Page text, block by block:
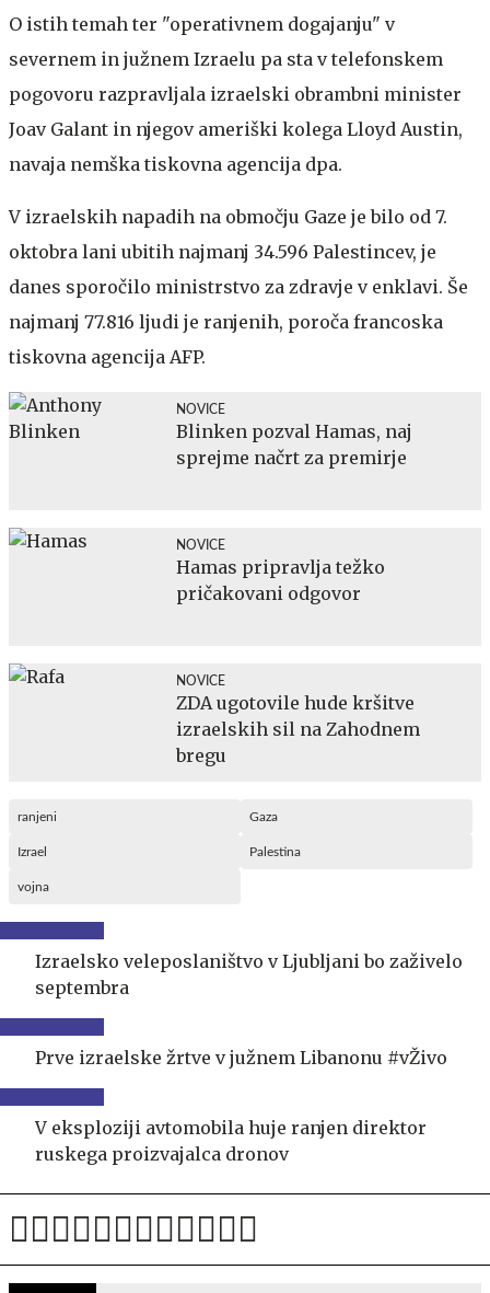
O istih temah ter "operativnem dogajanju" v
severnem in južnem Izraelu pa sta v telefonskem
pogovoru razpravljala izraelski obrambni minister
Joav Galant in njegov ameriški kolega Lloyd Austin,
navaja nemška tiskovna agencija dpa.
V izraelskih napadih na območju Gaze je bilo od 7.
oktobra lani ubitih najmanj 34.596 Palestincev, je
danes sporočilo ministrstvo za zdravje v enklavi. Še
najmanj 77.816 ljudi je ranjenih, poroča francoska
tiskovna agencija AFP.
NOVICE
Blinken pozval Hamas, naj
sprejme načrt za premirje
NOVICE
Hamas pripravlja težko
pričakovani odgovor
NOVICE
ZDA ugotovile hude kršitve
izraelskih sil na Zahodnem
bregu
ranjeni Gaza
Izrael Palestina
vojna
Izraelsko veleposlaništvo v Ljubljani bo zaživelo
septembra
Prve izraelske žrtve v južnem Libanonu #vŽivo
V eksploziji avtomobila huje ranjen direktor
ruskega proizvajalca dronov